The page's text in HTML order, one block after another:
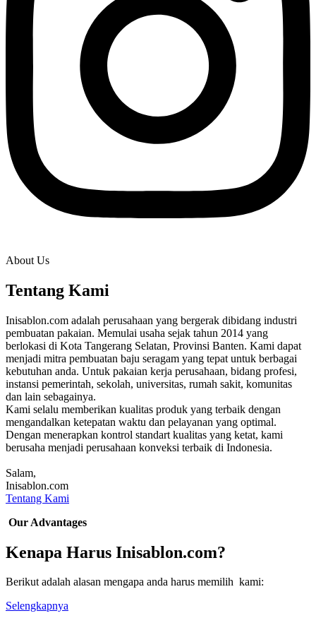
About Us
Tentang Kami
Inisablon.com adalah perusahaan yang bergerak dibidang industri
pembuatan pakaian. Memulai usaha sejak tahun 2014 yang
berlokasi di Kota Tangerang Selatan, Provinsi Banten. Kami dapat
menjadi mitra pembuatan baju seragam yang tepat untuk berbagai
kebutuhan anda. Untuk pakaian kerja perusahaan, bidang profesi,
instansi pemerintah, sekolah, universitas, rumah sakit, komunitas
dan lain sebagainya.
Kami selalu memberikan kualitas produk yang terbaik dengan
mengandalkan ketepatan waktu dan pelayanan yang optimal.
Dengan menerapkan kontrol standart kualitas yang ketat, kami
berusaha menjadi perusahaan konveksi terbaik di Indonesia.
Salam,
Inisablon.com
Tentang Kami
Our Advantages
Kenapa Harus Inisablon.com?
Berikut adalah alasan mengapa anda harus memilih kami:
Selengkapnya